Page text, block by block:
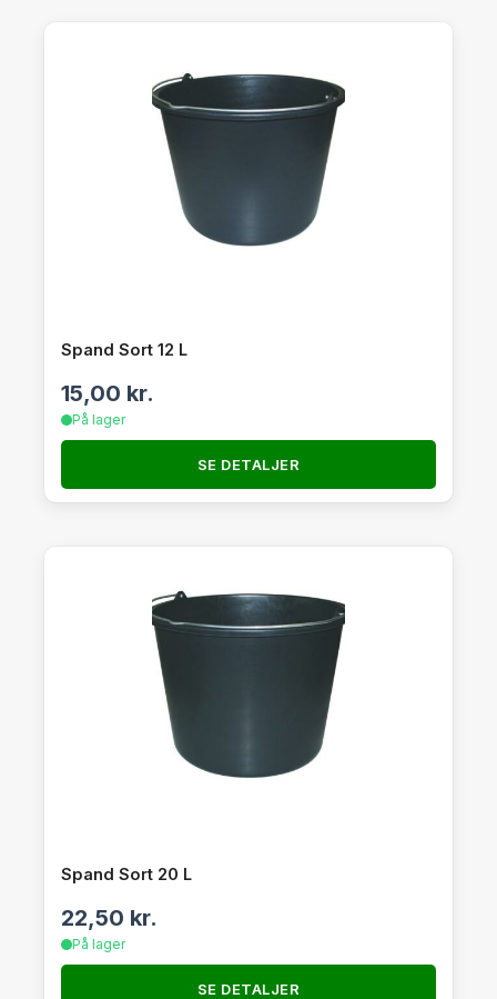
Spand Sort 12 L
15,00 kr.
På lager
SE DETALJER
Spand Sort 20 L
22,50 kr.
På lager
SE DETALJER